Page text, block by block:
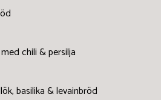
chili & persilja
basilika & levainbröd